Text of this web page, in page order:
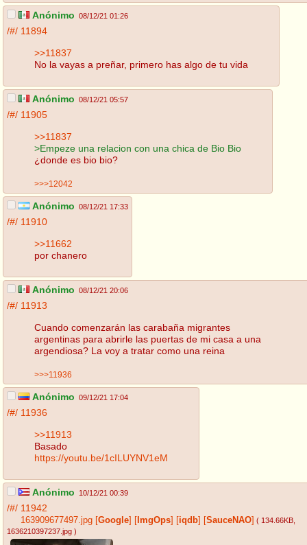
Anónimo 08/12/21 01:26
/#/ 11894
>>11837
No la vayas a preñar, primero has algo de tu vida
Anónimo 08/12/21 05:57
/#/ 11905
>>11837
>Empeze una relacion con una chica de Bio Bio
¿donde es bio bio?
>>>12042
Anónimo 08/12/21 17:33
/#/ 11910
>>11662
por chanero
Anónimo 08/12/21 20:06
/#/ 11913
Cuando comenzarán las carabaña migrantes
argentinas para abrirle las puertas de mi casa a una
argendiosa? La voy a tratar como una reina
>>>11936
Anónimo 09/12/21 17:04
/#/ 11936
>>11913
Basado
https://youtu.be/1cILUYNV1eM
Anónimo 10/12/21 00:39
/#/ 11942
163909677497.jpg Google ImgOps iqdb SauceNAO ( 134.66KB
1636210397237.jpg )